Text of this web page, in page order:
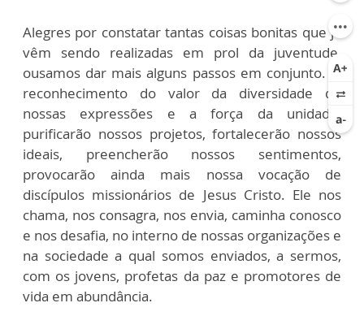
Alegres por constatar tantas coisas bonitas que já
vêm sendo realizadas em prol da juventude,
ousamos dar mais alguns passos em conjunto. O
reconhecimento do valor da diversidade de
nossas expressões e a força da unidade,
purificarão nossos projetos, fortalecerão nossos
ideais, preencherão nossos sentimentos,
provocarão ainda mais nossa vocação de
discípulos missionários de Jesus Cristo. Ele nos
chama, nos consagra, nos envia, caminha conosco
e nos desafia, no interno de nossas organizações e
na sociedade a qual somos enviados, a sermos,
com os jovens, profetas da paz e promotores de
vida em abundância.